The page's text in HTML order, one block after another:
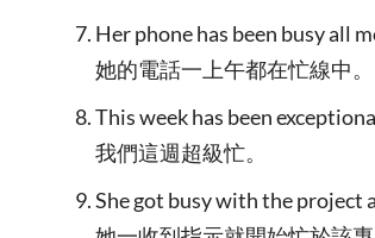
Her phone has been busy all
她的電話一上午都在忙線中。
This week has been
我們這週超級忙。
She got busy with the project